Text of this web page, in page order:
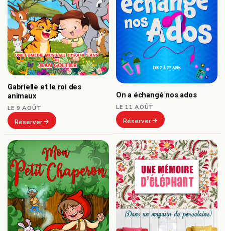
Gabrielle et le roi des
animaux
LE 9 AOÛT
Réserver
On a échangé nos ados
LE 11 AOÛT
Réserver